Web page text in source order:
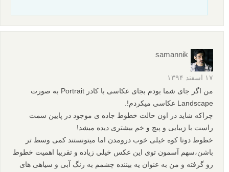
samannik
۱۷ اسفند ۱۳۹۴
من اگر جای شما بودم بجای عکاسی با کادر Portrait به صورت
Landscape عکاسی میکردم!.
چراکه شاید در اون حالت خطوط جاده ی موجود در پایین سمت
راست با زیبایی و پیچ و خم بیشتری دیده میشد!
خطوط دوتا کوه خیلی خوب درومدن اما میتونستند کمی وسط تر
باشن،سهم آسمون توی این عکس خیلی زیاده و تقریبا اهمیت خطوط
رو گرفته و من به عنوان یه بیننده چشمم به رنگ آبی و سیاهی های